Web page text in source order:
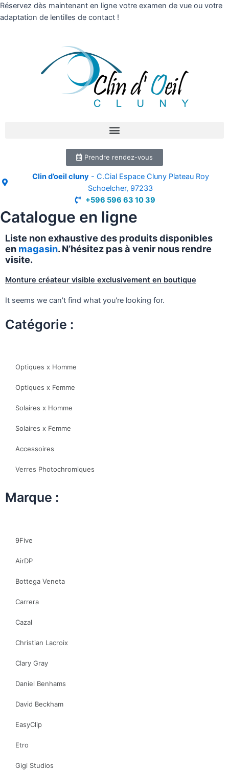
Réservez dès maintenant en ligne votre examen de vue ou votre
adaptation de lentilles de contact !
Prendre rendez-vous
Clin d’oeil cluny- C.Cial Espace Cluny Plateau Roy
Schoelcher, 97233
+596 596 63 10 39
Catalogue en ligne
Liste non exhaustive des produits disponibles
en magasin. N’hésitez pas à venir nous rendre
visite.
Monture créateur visible exclusivement en boutique
It seems we can't find what you're looking for.
Catégorie :
Optiques x Homme
Optiques x Femme
Solaires x Homme
Solaires x Femme
Accessoires
Verres Photochromiques
Marque :
9Five
AirDP
Bottega Veneta
Carrera
Cazal
Christian Lacroix
Clary Gray
Daniel Benhams
David Beckham
EasyClip
Etro
Gigi Studios